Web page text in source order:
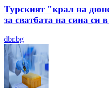
Турският "крал на
за сватбата на сина си
dbr.bg